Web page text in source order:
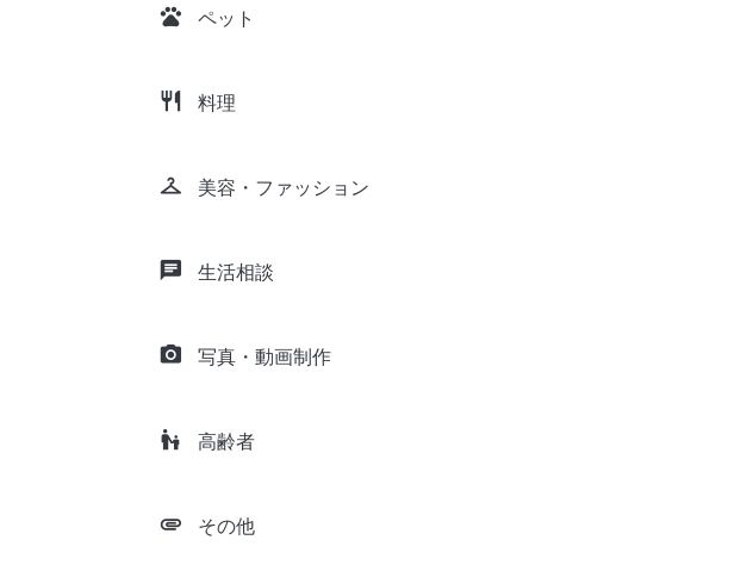
pets ペット
restaurant 料理
checkroom 美容・ファッション
chat 生活相談
camera_alt 写真・動画制作
escalator_warning 高齢者
attachment その他